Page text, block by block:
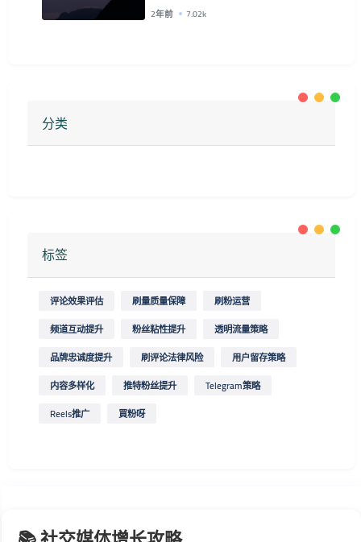
2年前 7.02k
分类
标签
评论效果评估 刷量质量保障
刷粉运营
频道互动提升
粉丝粘性提升
透明流量策略
品牌忠诚度提升
刷评论法律风险
用户留存策略
内容多样化
推特粉丝提升
Telegram策略
Reels推广
買粉呀